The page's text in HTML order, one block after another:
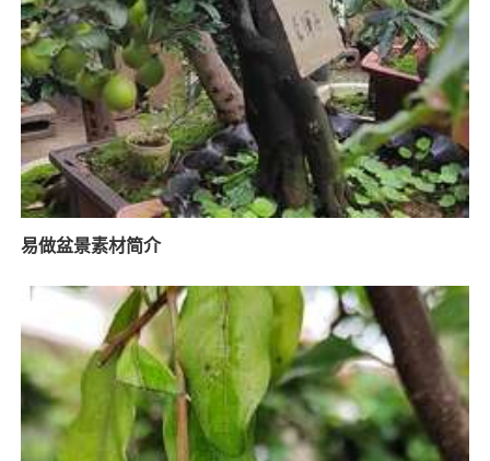
易做盆景素材简介